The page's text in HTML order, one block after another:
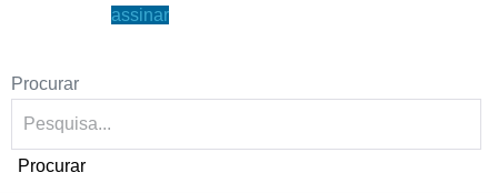
assinar
Procurar
Procurar